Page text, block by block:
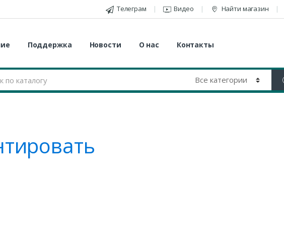
Телеграм Видео Найти магазин
Поддержка Новости О нас Контакты